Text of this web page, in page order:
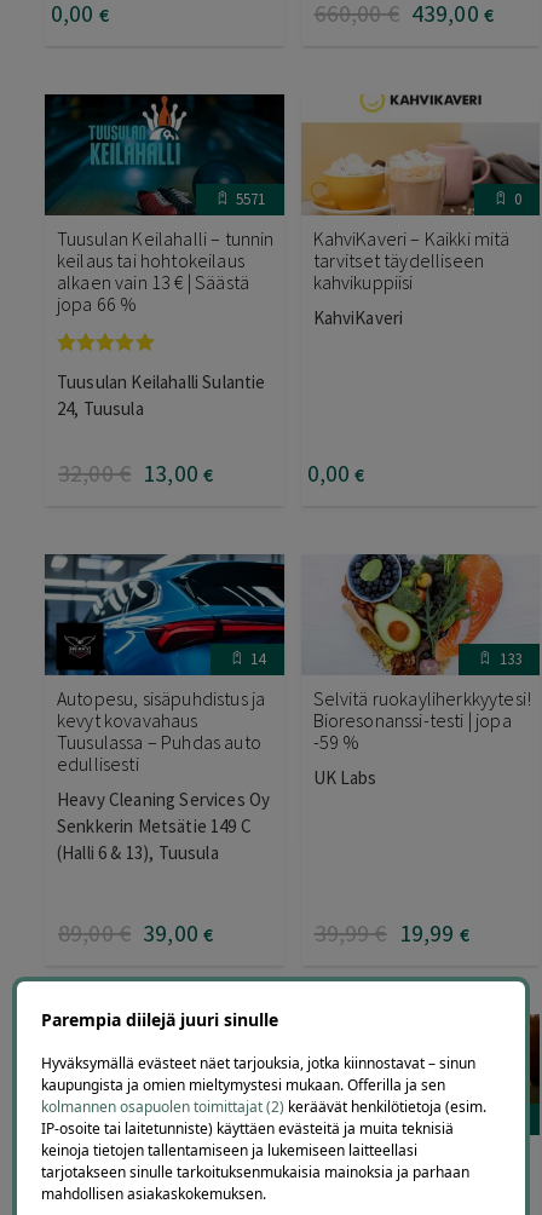
0,00 € 660,00€ 439,00 €
5571
Tuusulan Keilahalli – tunnin
keilaus tai hohtokeilaus
alkaen vain 13 € | Säästä
jopa 66 %
tuotteesta:
5.00/ 5
Tuusulan Keilahalli Sulantie
24, Tuusula
32,00€ 13,00 €
0
KahviKaveri – Kaikki mitä
tarvitset täydelliseen
kahvikuppiisi
KahviKaveri
0,00 €
14
Autopesu, sisäpuhdistus ja
kevyt kovavahaus
Tuusulassa – Puhdas auto
edullisesti
Heavy Cleaning Services Oy
Senkkerin Metsätie 149 C
(Halli 6 & 13), Tuusula
89,00€ 39,00 €
133
Selvitä ruokayliherkkyytesi!
Bioresonanssi-testi | jopa
-59 %
UK Labs
39,99€ 19,99 €
132
Neurosonic-hoito
Tuusulassa – 3–10 kerran
sarjakortit alk. 25 € | Säästä
Arnica Homeopatiakeskus
– Homeopaatin
Parempia diilejä juuri sinulle
Hyväksymällä evästeet näet tarjouksia, jotka kiinnostavat – sinun
kaupungista ja omien mieltymystesi mukaan. Offerilla ja sen
kolmannen osapuolen toimittajat (2) keräävät henkilötietoja (esim.
IP-osoite tai laitetunniste) käyttäen evästeitä ja muita teknisiä
keinoja tietojen tallentamiseen ja lukemiseen laitteellasi
tarjotakseen sinulle tarkoituksenmukaisia mainoksia ja parhaan
mahdollisen asiakaskokemuksen.